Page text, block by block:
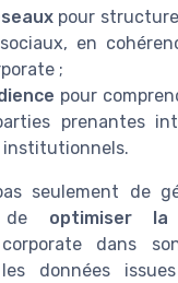
pour
en
;
pour
prenantes
institutionnels.
seulement de
de optimiser
dans
les données